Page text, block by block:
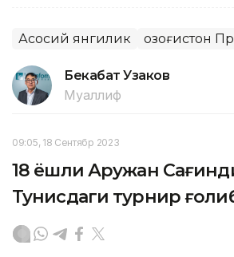
Асосий янгилик Қозоғистон
Бекабат Узаков
Муаллиф
09:05, 18 Сентябр 2023
18 ёшли Аружан
Тунисдаги турнир